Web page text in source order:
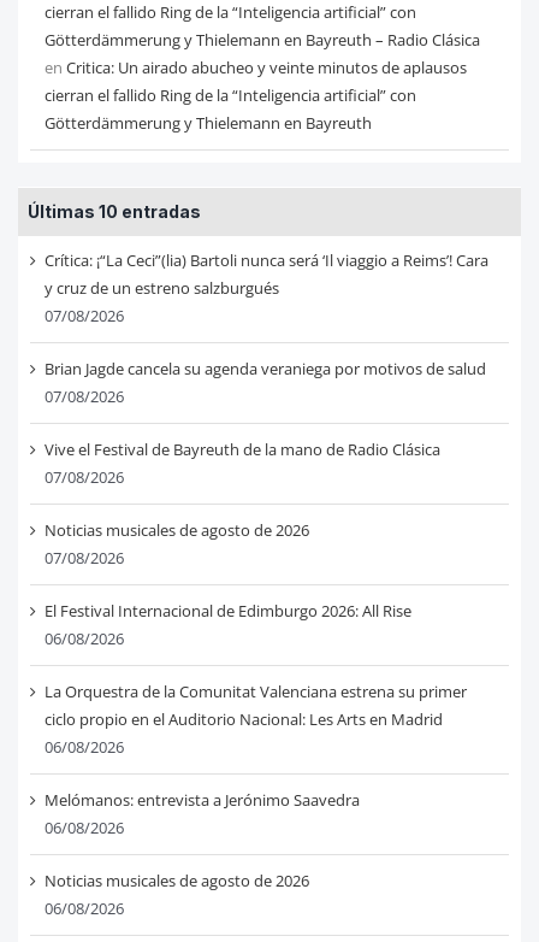
cierran el fallido Ring de la “Inteligencia artificial” con
Götterdämmerung y Thielemann en Bayreuth – Radio Clásica
en Critica: Un airado abucheo y veinte minutos de aplausos
cierran el fallido Ring de la “Inteligencia artificial” con
Götterdämmerung y Thielemann en Bayreuth
Últimas 10 entradas
Crítica: ¡“La Ceci”(lia) Bartoli nunca será ‘Il viaggio a Reims’! Cara
y cruz de un estreno salzburgués
07/08/2026
Brian Jagde cancela su agenda veraniega por motivos de salud
07/08/2026
Vive el Festival de Bayreuth de la mano de Radio Clásica
07/08/2026
Noticias musicales de agosto de 2026
07/08/2026
El Festival Internacional de Edimburgo 2026: All Rise
06/08/2026
La Orquestra de la Comunitat Valenciana estrena su primer
ciclo propio en el Auditorio Nacional: Les Arts en Madrid
06/08/2026
Melómanos: entrevista a Jerónimo Saavedra
06/08/2026
Noticias musicales de agosto de 2026
06/08/2026